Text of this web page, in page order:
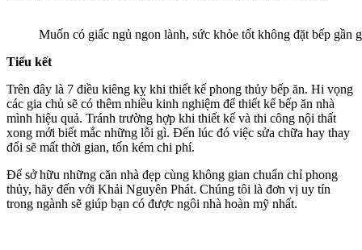
Muốn có giấc ngủ ngon lành, sức khỏe tốt không đặt bếp gần
Tiểu kết
Trên đây là 7 điều kiêng kỵ khi thiết kế phong thủy bếp ăn. Hi vọng
các gia chủ sẽ có thêm nhiều kinh nghiệm để thiết kế bếp ăn nhà
mình hiệu quả. Tránh trường hợp khi thiết kế và thi công nội thất
xong mới biết mắc những lỗi gì. Đến lúc đó việc sửa chữa hay thay
đổi sẽ mất thời gian, tốn kém chi phí.
Để sở hữu những căn nhà đẹp cùng không gian chuẩn chỉ phong
thủy, hãy đến với Khải Nguyên Phát. Chúng tôi là đơn vị uy tín
trong ngành sẽ giúp bạn có được ngôi nhà hoàn mỹ nhất.